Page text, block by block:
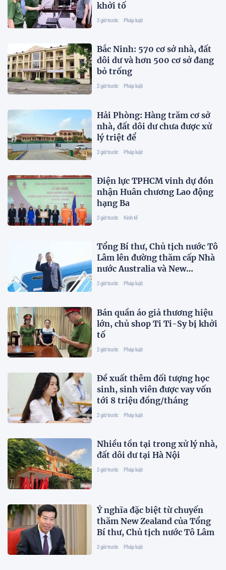
khởi tố
2 giờ trước Pháp luật
Bắc Ninh: 570 cơ sở nhà, đất
dôi dư và hơn 500 cơ sở đang
bỏ trống
2 giờ trước Pháp luật
Hải Phòng: Hàng trăm cơ sở
nhà, đất dôi dư chưa được xử
lý triệt để
2 giờ trước Pháp luật
Điện lực TPHCM vinh dự đón
nhận Huân chương Lao động
hạng Ba
2 giờ trước Kinh tế
Tổng Bí thư, Chủ tịch nước Tô
Lâm lên đường thăm cấp Nhà
nước Australia và New
Zealand
2 giờ trước Pháp luật
Bán quần áo giả thương hiệu
lớn, chủ shop Ti Ti-Sy bị khởi
tố
2 giờ trước Pháp luật
Đề xuất thêm đối tượng học
sinh, sinh viên được vay vốn
tới 8 triệu đồng/tháng
2 giờ trước Pháp luật
Nhiều tồn tại trong xử lý nhà,
đất dôi dư tại Hà Nội
2 giờ trước Pháp luật
Ý nghĩa đặc biệt từ chuyến
thăm New Zealand của Tổng
Bí thư, Chủ tịch nước Tô Lâm
2 giờ trước Pháp luật